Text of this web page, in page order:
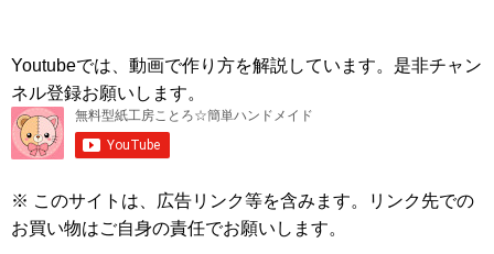
Youtubeでは、動画で作り方を解説しています。是非チャン
ネル登録お願いします。
※ このサイトは、広告リンク等を含みます。リンク先での
お買い物はご自身の責任でお願いします。